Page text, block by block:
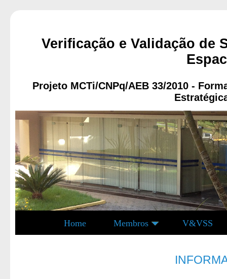
Verificação e Validação de
Projeto MCTi/CNPq/AEB 33/2010 -
Home Membros V&VSS